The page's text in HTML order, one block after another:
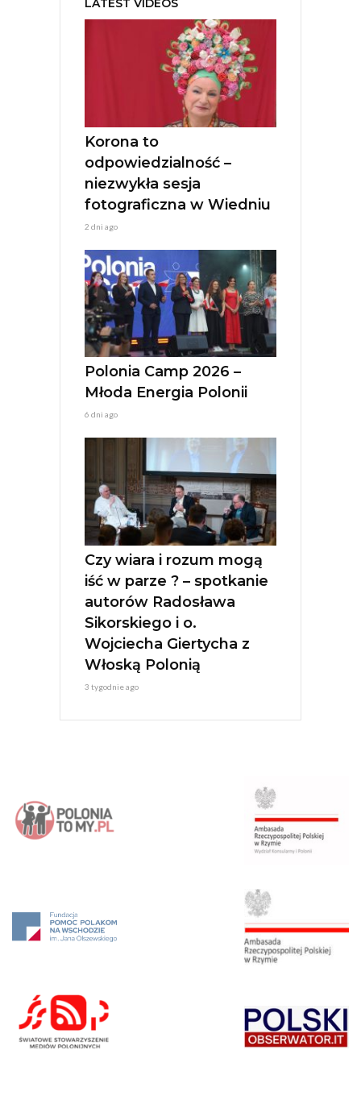
LATEST VIDEOS
Korona to
odpowiedzialność –
niezwykła sesja
fotograficzna w Wiedniu
2 dni ago
Polonia Camp 2026 –
Młoda Energia Polonii
6 dni ago
Czy wiara i rozum mogą
iść w parze ? – spotkanie
autorów Radosława
Sikorskiego i o.
Wojciecha Giertycha z
Włoską Polonią
3 tygodnie ago